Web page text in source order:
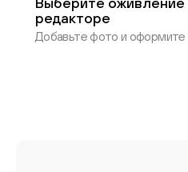
редакторе
Добавьте фото и оформите